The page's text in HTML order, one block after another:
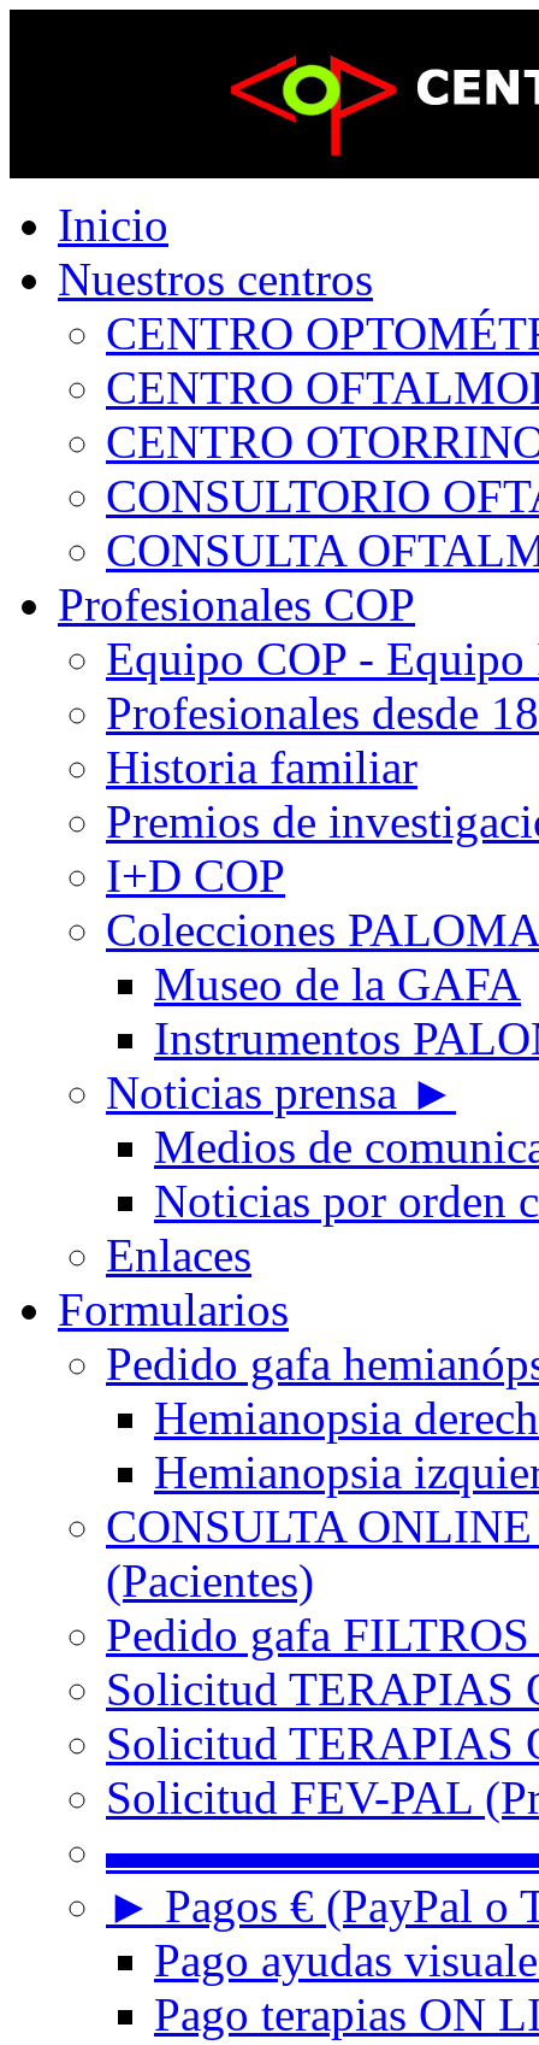
Inicio
Nuestros centros
CENTRO
CENTRO
CENTRO
CONSULTORIO
CONSULTA
Profesionales COP
Equipo COP -
Profesionales desde
Historia familiar
Premios de
I+D COP
Colecciones
Museo de la GAFA
Instrumentos
Noticias prensa ►
Medios de
Noticias por orden
Enlaces
Formularios
Pedido gafa
Hemianopsia
Hemianopsia
CONSULTA
(Pacientes)
Pedido gafa
Solicitud TERAPIAS
Solicitud TERAPIAS
Solicitud FEV-PAL
► Pagos € (PayPal o
Pago ayudas
Pago terapias ON